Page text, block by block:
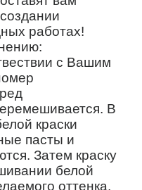
работах!
с Вашим
В
краски
пасты и
Затем краску
белой
оттенка.